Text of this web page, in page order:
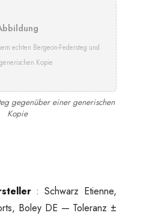
echten Bergeon-Federsteg und
Kopie
gegenüber einer generischen
Kopie
: Schwarz Etienne,
Boley DE — Toleranz ±